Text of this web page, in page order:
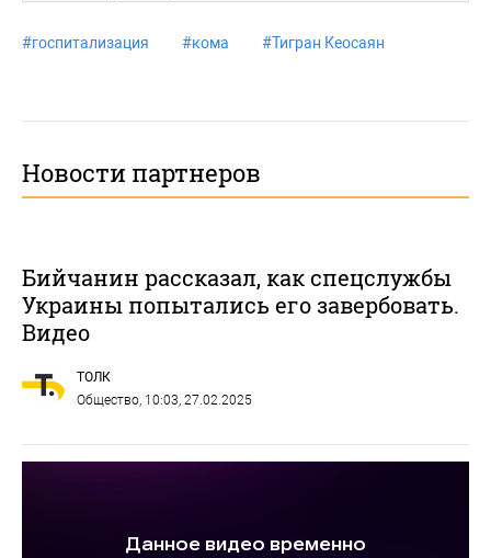
#госпитализация #кома #Тигран Кеосаян
Новости партнеров
Бийчанин рассказал, как спецслужбы
Украины попытались его завербовать.
Видео
ТОЛК
Общество , 10:03, 27.02.2025